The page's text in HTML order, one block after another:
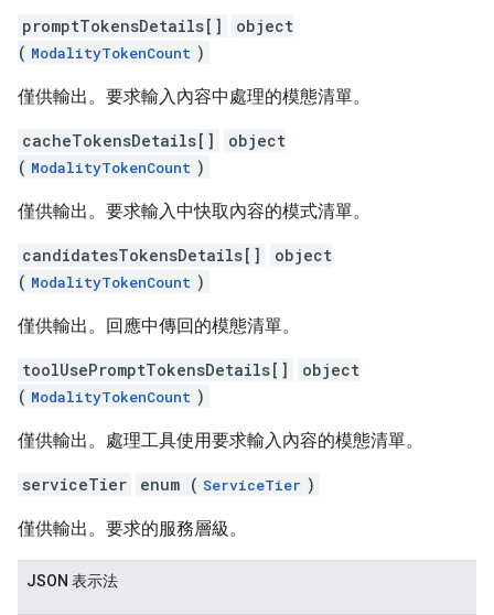
promptTokensDetails[]
object
( ModalityTokenCount )
僅供輸出。要求輸入內容中處理的模態清單。
cacheTokensDetails[]
object
( ModalityTokenCount )
僅供輸出。要求輸入中快取內容的模式清單。
candidatesTokensDetails[]
object
( ModalityTokenCount )
僅供輸出。回應中傳回的模態清單。
toolUsePromptTokensDetails[]
object
( ModalityTokenCount )
僅供輸出。處理工具使用要求輸入內容的模態清單。
serviceTier enum ( ServiceTier )
僅供輸出。要求的服務層級。
JSON 表示法